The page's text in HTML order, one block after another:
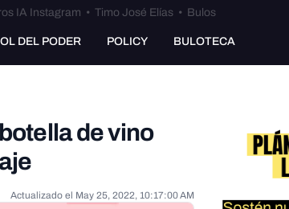
IA Instagram • Timo José Elías• Bulos
DEL PODER POLICY BULOTECA
de vino
Actualizado el May 25, 2022, 10:17:00 AM